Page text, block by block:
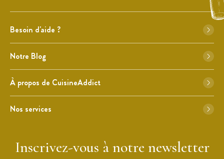
Besoin d'aide ?
Notre Blog
À propos de CuisineAddict
Nos services
Inscrivez-vous à notre newsletter